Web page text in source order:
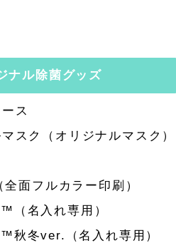
ナル除菌グッズ
ス
スク（オリジナルマスク）
面フルカラー印刷）
（名入れ専用）
秋冬ver.（名入れ専用）